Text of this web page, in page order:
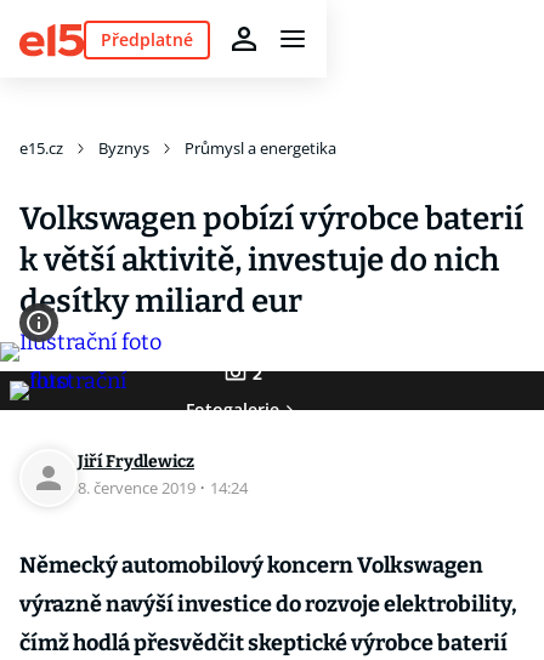
Předplatné
e15.cz Byznys Průmysl a energetika
Volkswagen pobízí výrobce baterií
k větší aktivitě, investuje do nich
desítky miliard eur
2
Fotogalerie
Jiří Frydlewicz
8. července 2019 · 14:24
Německý automobilový koncern Volkswagen
výrazně navýší investice do rozvoje elektrobility,
čímž hodlá přesvědčit skeptické výrobce baterií